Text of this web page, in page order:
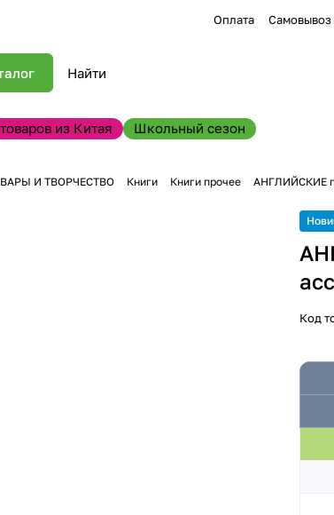
Оплата Самовывоз
из Китая Школьный сезон
И ТВОРЧЕСТВО Книги Книги прочее АНГЛИЙСКИЕ
Код